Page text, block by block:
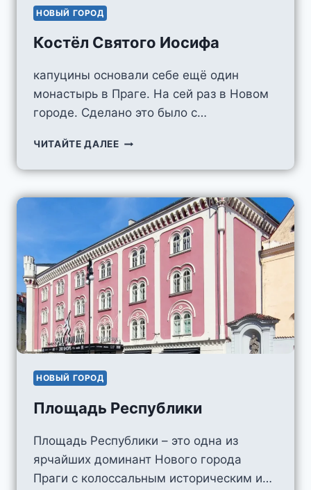
НОВЫЙ ГОРОД
Костёл Святого Иосифа
капуцины основали себе ещё один
монастырь в Праге. На сей раз в Новом
городе. Сделано это было с…
ЧИТАЙТЕ ДАЛЕЕКОСТЁЛ
ИОСИФА
НОВЫЙ ГОРОД
Площадь Республики
Площадь Республики – это одна из
ярчайших доминант Нового города
Праги с колоссальным историческим и…